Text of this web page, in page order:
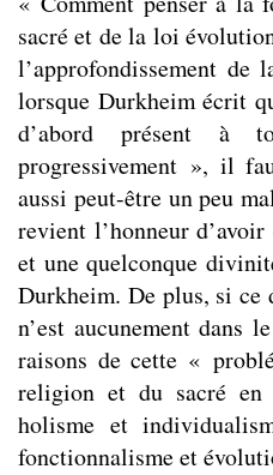
sacré et de la loi
l’approfondissement
lorsque Durkheim écrit
d’abord présent à
progressivement », il
aussi peut-être un peu
revient l’honneur
et une quelconque
Durkheim. De plus, si ce
n’est aucunement dans
raisons de cette «
religion et du sacré en
holisme et
fonctionnalisme et